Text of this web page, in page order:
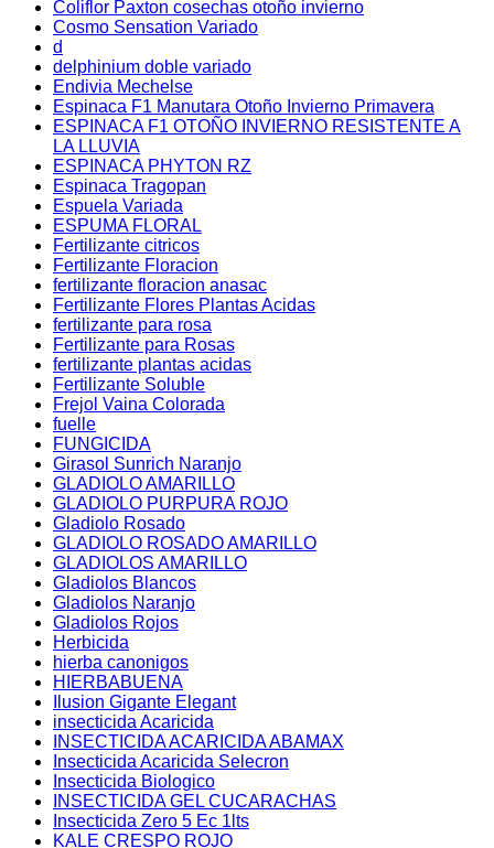
Coliflor Paxton cosechas otoño invierno
Cosmo Sensation Variado
d
delphinium doble variado
Endivia Mechelse
Espinaca F1 Manutara Otoño Invierno Primavera
ESPINACA F1 OTOÑO INVIERNO RESISTENTE A
LA LLUVIA
ESPINACA PHYTON RZ
Espinaca Tragopan
Espuela Variada
ESPUMA FLORAL
Fertilizante citricos
Fertilizante Floracion
fertilizante floracion anasac
Fertilizante Flores Plantas Acidas
fertilizante para rosa
Fertilizante para Rosas
fertilizante plantas acidas
Fertilizante Soluble
Frejol Vaina Colorada
fuelle
FUNGICIDA
Girasol Sunrich Naranjo
GLADIOLO AMARILLO
GLADIOLO PURPURA ROJO
Gladiolo Rosado
GLADIOLO ROSADO AMARILLO
GLADIOLOS AMARILLO
Gladiolos Blancos
Gladiolos Naranjo
Gladiolos Rojos
Herbicida
hierba canonigos
HIERBABUENA
Ilusion Gigante Elegant
insecticida Acaricida
INSECTICIDA ACARICIDA ABAMAX
Insecticida Acaricida Selecron
Insecticida Biologico
INSECTICIDA GEL CUCARACHAS
Insecticida Zero 5 Ec 1lts
KALE CRESPO ROJO